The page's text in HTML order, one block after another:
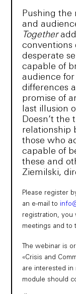
Pushing the
and
Together
conventions
desperate
capable of
audience
differences
promise of
last illusion
Doesn’t the
relationship
those who
capable of
these and
Ziemilski,
Please register
an e-mail to
registration, you
meetings and to
The webinar is
«Crisis and
are interested in
module should